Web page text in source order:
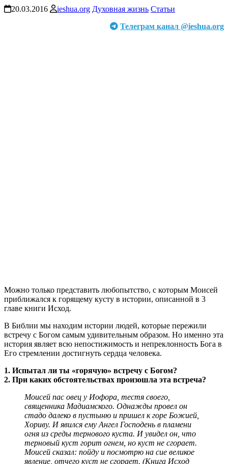
20.03.2016 ieshua.org Духовная жизнь Статьи
Телеграм канал @ieshua.org
Можно только представить любопытство, с которым Моисей
приближался к горящему кусту в истории, описанной в 3
главе книги Исход.
В Библии мы находим истории людей, которые пережили
встречу с Богом самым удивительным образом. Но именно эта
история являет всю непостижимость и непреклонность Бога в
Его стремлении достигнуть сердца человека.
1. Испытал ли ты «горячую» встречу с Богом?
2. При каких обстоятельствах произошла эта встреча?
Моисей пас овец у Иофора, тестя своего,
священника Мадиамского. Однажды провел он
стадо далеко в пустыню и пришел к горе Божией,
Хориву. И явился ему Ангел Господень в пламени
огня из среды тернового куста. И увидел он, что
терновый куст горит огнем, но куст не сгорает.
Моисей сказал: пойду и посмотрю на сие великое
явление, отчего куст не сгорает. (Книга Исход